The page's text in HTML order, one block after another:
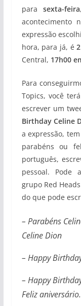
para sexta-feira
acontecimento
expressão
hora, para já, é
Central, 17h00
Para
Topics, você
escrever um
Birthday Celine
a expressão,
parabéns ou
português,
pessoal. Pode
grupo Red
do que pode
– Parabéns
Celine Dion
– Happy
– Happy
Feliz